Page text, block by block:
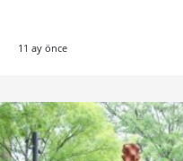
11 ay önce